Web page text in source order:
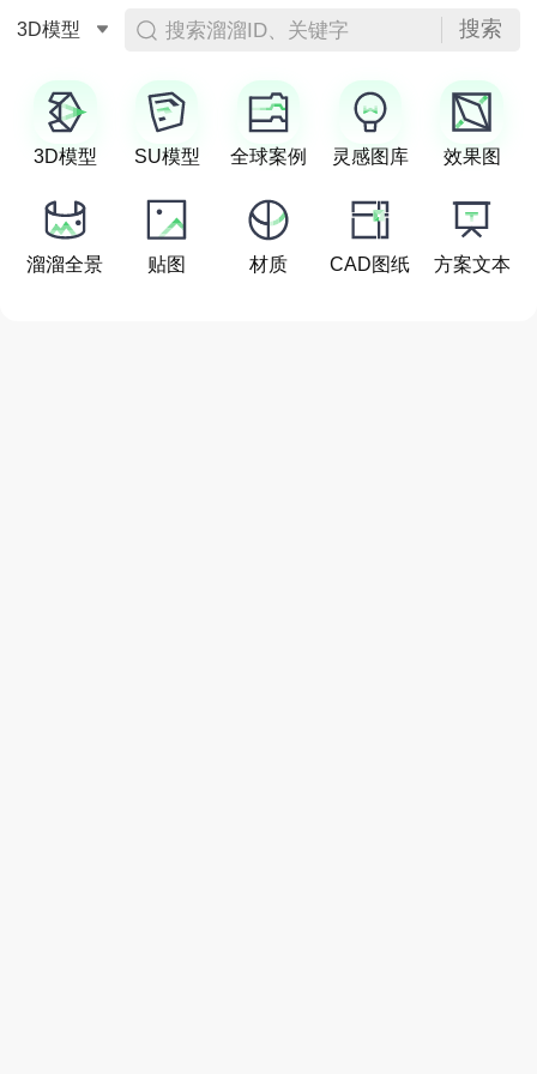
3D模型 搜索溜溜ID、关键字 搜索
3D模型 SU模型 全球案例 灵感图库 效果图
溜溜全景 贴图 材质 CAD图纸 方案文本